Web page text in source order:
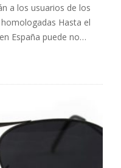
a los usuarios de los
Hasta el
España puede no
Oficial …